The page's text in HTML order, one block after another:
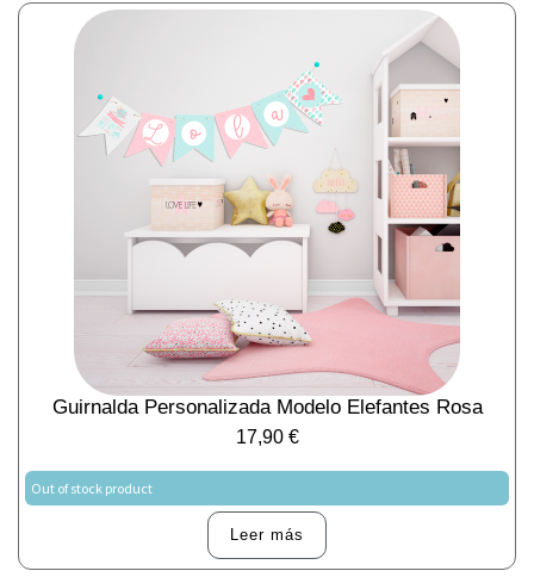
Guirnalda Personalizada Modelo Elefantes Rosa
17,90 €
Out of stock product
Leer más